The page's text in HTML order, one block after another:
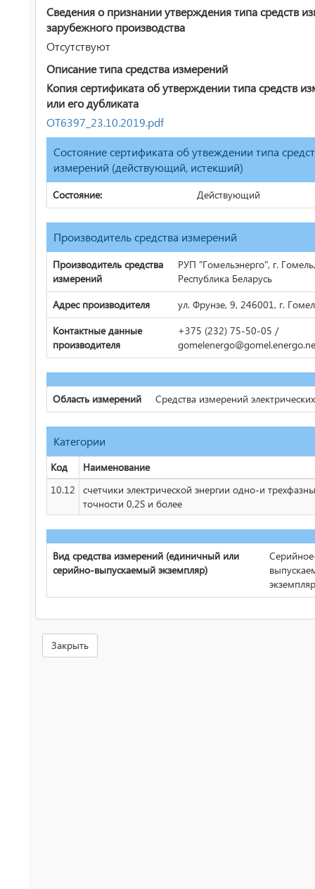
Сведения о признании утверждения типа средств
зарубежного производства
Отсутствуют
Описание типа средства измерений
Копия сертификата об утверждении типа средств
или его дубликата
ОТ6397_23.10.2019.pdf
Состояние сертификата об утвеждении типа
измерений (действующий, истекший)
Состояние: Действующий
Производитель средства измерений
Производитель средства
измерений
РУП "Гомельэнерго", г. Гомель,
Республика Беларусь
Адрес производителя
ул. Фрунзе, 9, 246001, г.
Контактные данные
производителя
+375 (232) 75-50-05 /
Область измерений Средства измерений
Категории
Код
Наименование
10.12
счетчики электрической энергии одно-и
точности 0,2S и более
Вид средства измерений (единичный или
серийно-выпускаемый экземпляр)
экземпляр
Закрыть